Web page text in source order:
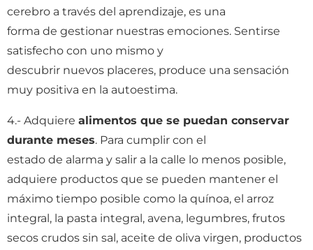
cerebro a través del aprendizaje, es una
forma de gestionar nuestras emociones. Sentirse
satisfecho con uno mismo y
descubrir nuevos placeres, produce una sensación
muy positiva en la autoestima.
4.- Adquiere alimentos que se puedan conservar
durante meses. Para cumplir con el
estado de alarma y salir a la calle lo menos posible,
adquiere productos que se pueden mantener el
máximo tiempo posible como la quínoa, el arroz
integral, la pasta integral, avena, legumbres, frutos
secos crudos sin sal, aceite de oliva virgen, productos